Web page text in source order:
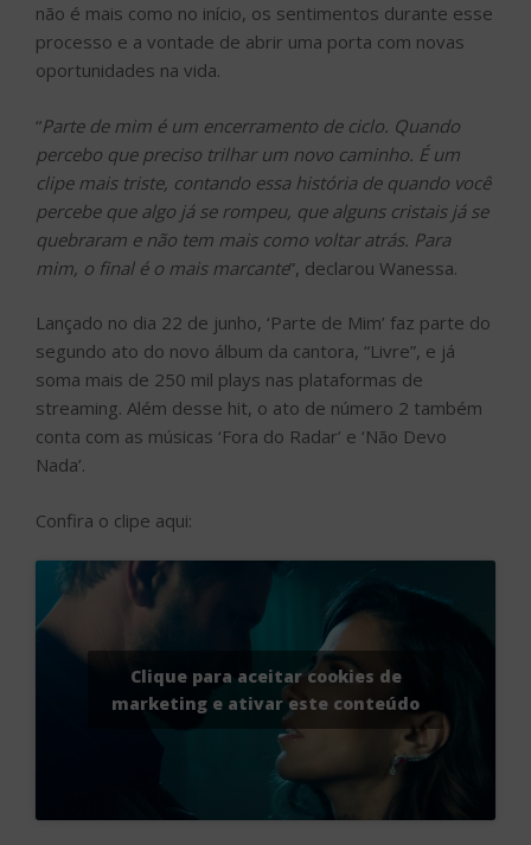
não é mais como no início, os sentimentos durante esse
processo e a vontade de abrir uma porta com novas
oportunidades na vida.
“Parte de mim é um encerramento de ciclo. Quando
percebo que preciso trilhar um novo caminho. É um
clipe mais triste, contando essa história de quando você
percebe que algo já se rompeu, que alguns cristais já se
quebraram e não tem mais como voltar atrás. Para
mim, o final é o mais marcante”, declarou Wanessa.
Lançado no dia 22 de junho, ‘Parte de Mim’ faz parte do
segundo ato do novo álbum da cantora, “Livre”, e já
soma mais de 250 mil plays nas plataformas de
streaming. Além desse hit, o ato de número 2 também
conta com as músicas ‘Fora do Radar’ e ‘Não Devo
Nada’.
Confira o clipe aqui:
Clique para aceitar cookies de
marketing e ativar este conteúdo